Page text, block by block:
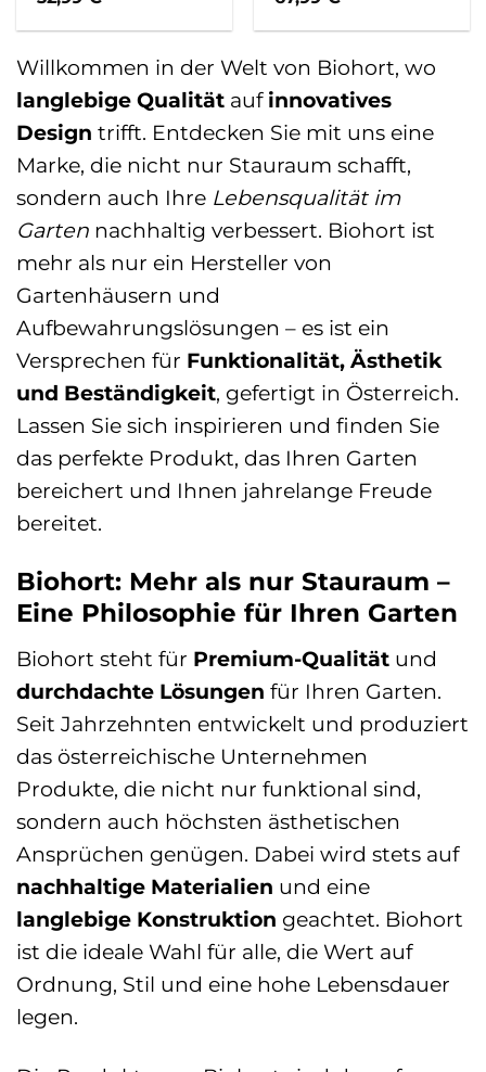
Willkommen in der Welt von Biohort, wo
langlebige Qualität auf innovatives
Design trifft. Entdecken Sie mit uns eine
Marke, die nicht nur Stauraum schafft,
sondern auch Ihre Lebensqualität im
Garten nachhaltig verbessert. Biohort ist
mehr als nur ein Hersteller von
Gartenhäusern und
Aufbewahrungslösungen – es ist ein
Versprechen für Funktionalität, Ästhetik
und Beständigkeit, gefertigt in Österreich.
Lassen Sie sich inspirieren und finden Sie
das perfekte Produkt, das Ihren Garten
bereichert und Ihnen jahrelange Freude
bereitet.
Biohort: Mehr als nur Stauraum –
Eine Philosophie für Ihren Garten
Biohort steht für Premium-Qualität und
durchdachte Lösungen für Ihren Garten.
Seit Jahrzehnten entwickelt und produziert
das österreichische Unternehmen
Produkte, die nicht nur funktional sind,
sondern auch höchsten ästhetischen
Ansprüchen genügen. Dabei wird stets auf
nachhaltige Materialien und eine
langlebige Konstruktion geachtet. Biohort
ist die ideale Wahl für alle, die Wert auf
Ordnung, Stil und eine hohe Lebensdauer
legen.